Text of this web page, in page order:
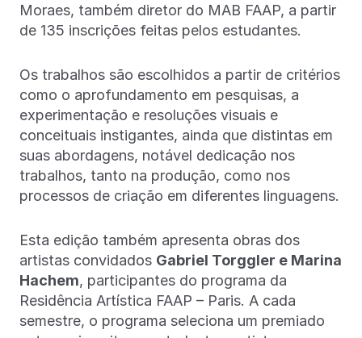
Moraes, também diretor do MAB FAAP, a partir
de 135 inscrições feitas pelos estudantes.
Os trabalhos são escolhidos a partir de critérios
como o aprofundamento em pesquisas, a
experimentação e resoluções visuais e
conceituais instigantes, ainda que distintas em
suas abordagens, notável dedicação nos
trabalhos, tanto na produção, como nos
processos de criação em diferentes linguagens.
Esta edição também apresenta obras dos
artistas convidados Gabriel Torggler e Marina
Hachem, participantes do programa da
Residência Artística FAAP – Paris. A cada
semestre, o programa seleciona um premiado